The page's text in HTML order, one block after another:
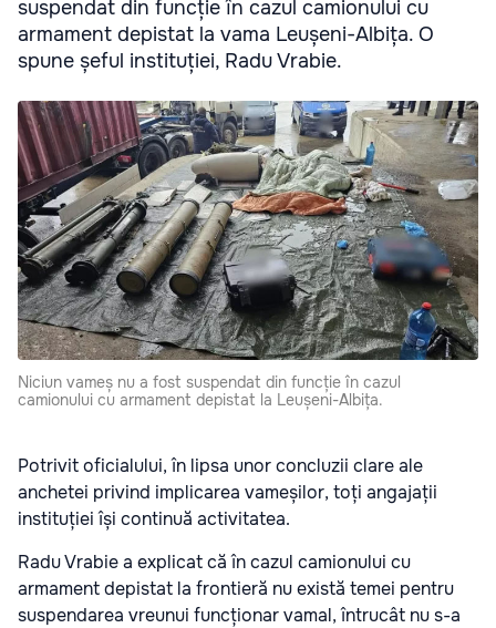
suspendat din funcție în cazul camionului cu
armament depistat la vama Leușeni-Albița. O
spune șeful instituției, Radu Vrabie.
Niciun vameș nu a fost suspendat din funcție în cazul
camionului cu armament depistat la Leușeni-Albița.
Potrivit oficialului, în lipsa unor concluzii clare ale
anchetei privind implicarea vameșilor, toți angajații
instituției își continuă activitatea.
Radu Vrabie a explicat că în cazul camionului cu
armament depistat la frontieră nu există temei pentru
suspendarea vreunui funcționar vamal, întrucât nu s-a